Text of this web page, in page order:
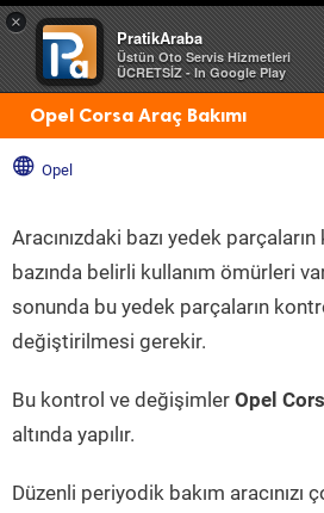
×
PratikAraba
Üstün Oto Servis Hizmetleri
ÜCRETSİZ - In Google Play
Opel Corsa Araç Bakımı
Opel
Aracınızdaki bazı yedek
bazında belirli kullanım ömürleri
sonunda bu yedek parçaların
değiştirilmesi gerekir.
Bu kontrol ve değişimler Opel
altında yapılır.
Düzenli periyodik bakım aracınızı